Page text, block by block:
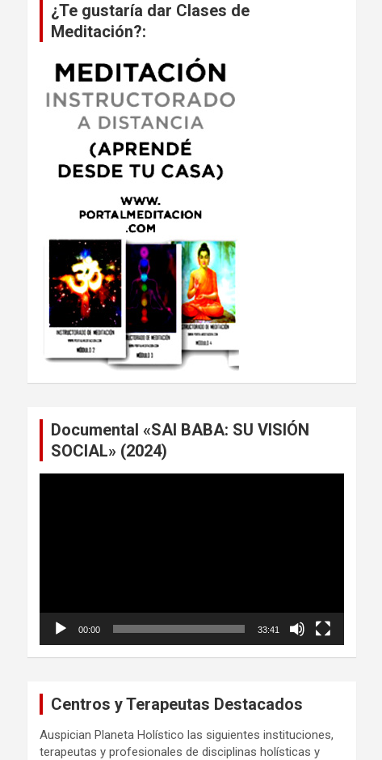
¿Te gustaría dar Clases de
Meditación?:
Documental «SAI BABA: SU VISIÓN
SOCIAL» (2024)
00:00 33:41
Centros y Terapeutas Destacados
Auspician Planeta Holístico las siguientes instituciones,
terapeutas y profesionales de disciplinas holísticas y